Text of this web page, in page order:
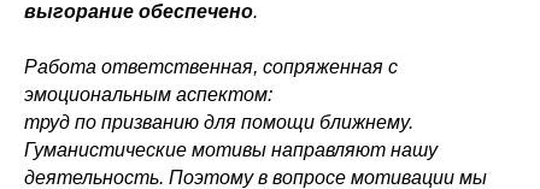
выгорание обеспечено.
Работа ответственная, сопряженная с
эмоциональным аспектом:
труд по призванию для помощи ближнему.
Гуманистические мотивы направляют нашу
деятельность. Поэтому в вопросе мотивации мы